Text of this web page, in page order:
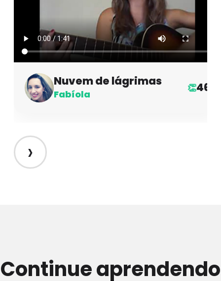
Nuvem de lágrimas
Fabíola
👏46
›
Continue aprendendo